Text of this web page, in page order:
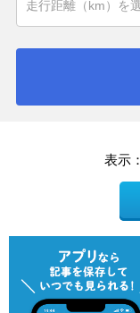
表示：